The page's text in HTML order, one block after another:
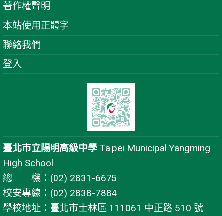
著作權聲明
本站使用正體字
聯絡我們
登入
臺北市立陽明高級中學 Taipei Municipal Yangming
High School
總 機：(02) 2831-6675
校安專線：(02) 2838-7884
學校地址：臺北市士林區 111061 中正路 510 號